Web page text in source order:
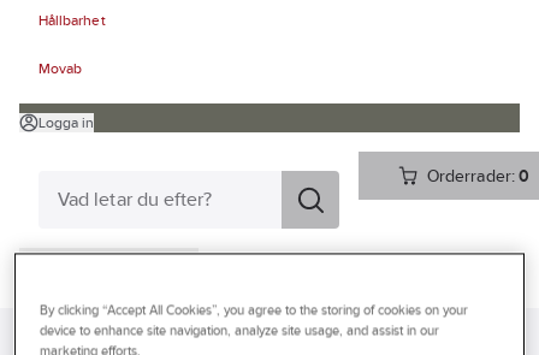
Hållbarhet
Movab
Logga in
Orderrader:0
Kampanjer
Prevex Produkter
By clicking “Accept All Cookies”, you agree to the storing of cookies on your
device to enhance site navigation, analyze site usage, and assist in our
marketing efforts.